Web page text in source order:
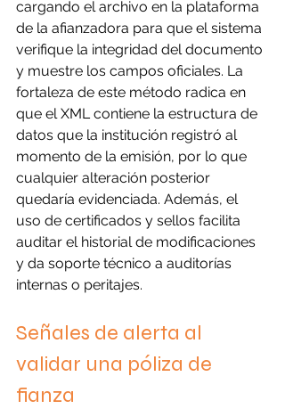
cargando el archivo en la plataforma
de la afianzadora para que el sistema
verifique la integridad del documento
y muestre los campos oficiales. La
fortaleza de este método radica en
que el XML contiene la estructura de
datos que la institución registró al
momento de la emisión, por lo que
cualquier alteración posterior
quedaría evidenciada. Además, el
uso de certificados y sellos facilita
auditar el historial de modificaciones
y da soporte técnico a auditorías
internas o peritajes.
Señales de alerta al
validar una póliza de
fianza